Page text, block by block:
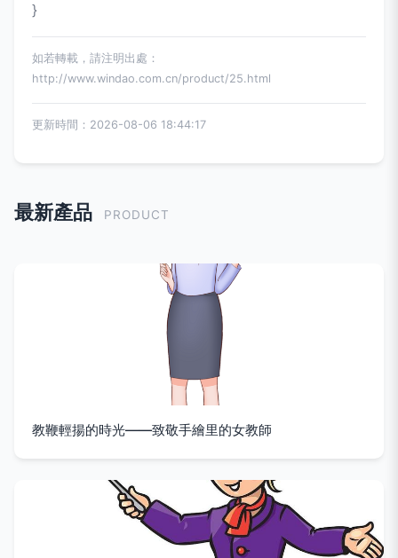
}
如若轉載，請注明出處：
http://www.windao.com.cn/product/25.html
更新時間：2026-08-06 18:44:17
最新產品 PRODUCT
教鞭輕揚的時光——致敬手繪里的女教師